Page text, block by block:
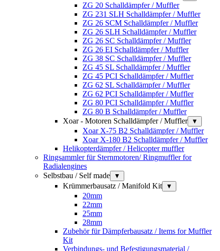
ZG 20 Schalldämpfer / Muffler
ZG 231 SLH Schalldämpfer / Muffler
ZG 26 SCM Schalldämpfer / Muffler
ZG 26 SLH Schalldämpfer / Muffler
ZG 26 SC Schalldämpfer / Muffler
ZG 26 EI Schalldämpfer / Muffler
ZG 38 SC Schalldämpfer / Muffler
ZG 45 SL Schalldämpfer / Muffler
ZG 45 PCI Schalldämpfer / Muffler
ZG 62 SL Schalldämpfer / Muffler
ZG 62 PCI Schalldämpfer / Muffler
ZG 80 PCI Schalldämpfer / Muffler
ZG 80 B Schalldämpfer / Muffler
Xoar - Motoren Schalldämpfer / Muffler
▼
Xoar X-75 B2 Schalldämpfer / Muffler
Xoar X-180 B2 Schalldämpfer / Muffler
Helikopterdämpfer / Helicopter muffler
Ringsammler für Sternmotoren/ Ringmuffler for
Radialengines
Selbstbau / Self made
▼
Krümmerbausatz / Manifold Kit ▼
20mm
22mm
25mm
28mm
Zubehör für Dämpferbausatz / Items for Muffler
Kit
Verbindungs- und Befestigungsmaterial /